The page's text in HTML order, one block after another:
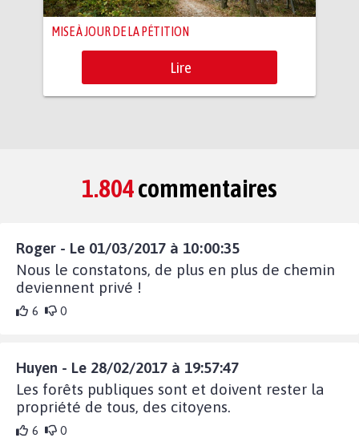
MISE À JOUR DE LA PÉTITION
Lire
1.804commentaires
Roger - Le 01/03/2017 à 10:00:35
Nous le constatons, de plus en plus de chemin
deviennent privé !
6 0
Huyen - Le 28/02/2017 à 19:57:47
Les forêts publiques sont et doivent rester la
propriété de tous, des citoyens.
6 0